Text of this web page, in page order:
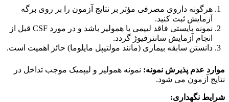
هرگونه داروی مصرفی مؤثر بر نتایج آزمون را بر روی برگه
آزمایش ثبت کنید.
نمونه بایستی فاقد لیپمی یا همولیز باشد و در مورد CSF قبل از
انجام آزمایش سانترفیوژ گردد.
دانستن سابقه بیماری (مانند مولتیپل مایلوما) حائز اهمیت است.
موارد عدم پذیرش نمونه: نمونه همولیز و لیپمیک موجب تداخل در
نتایج آزمون می شود.
شرایط نگهداری: